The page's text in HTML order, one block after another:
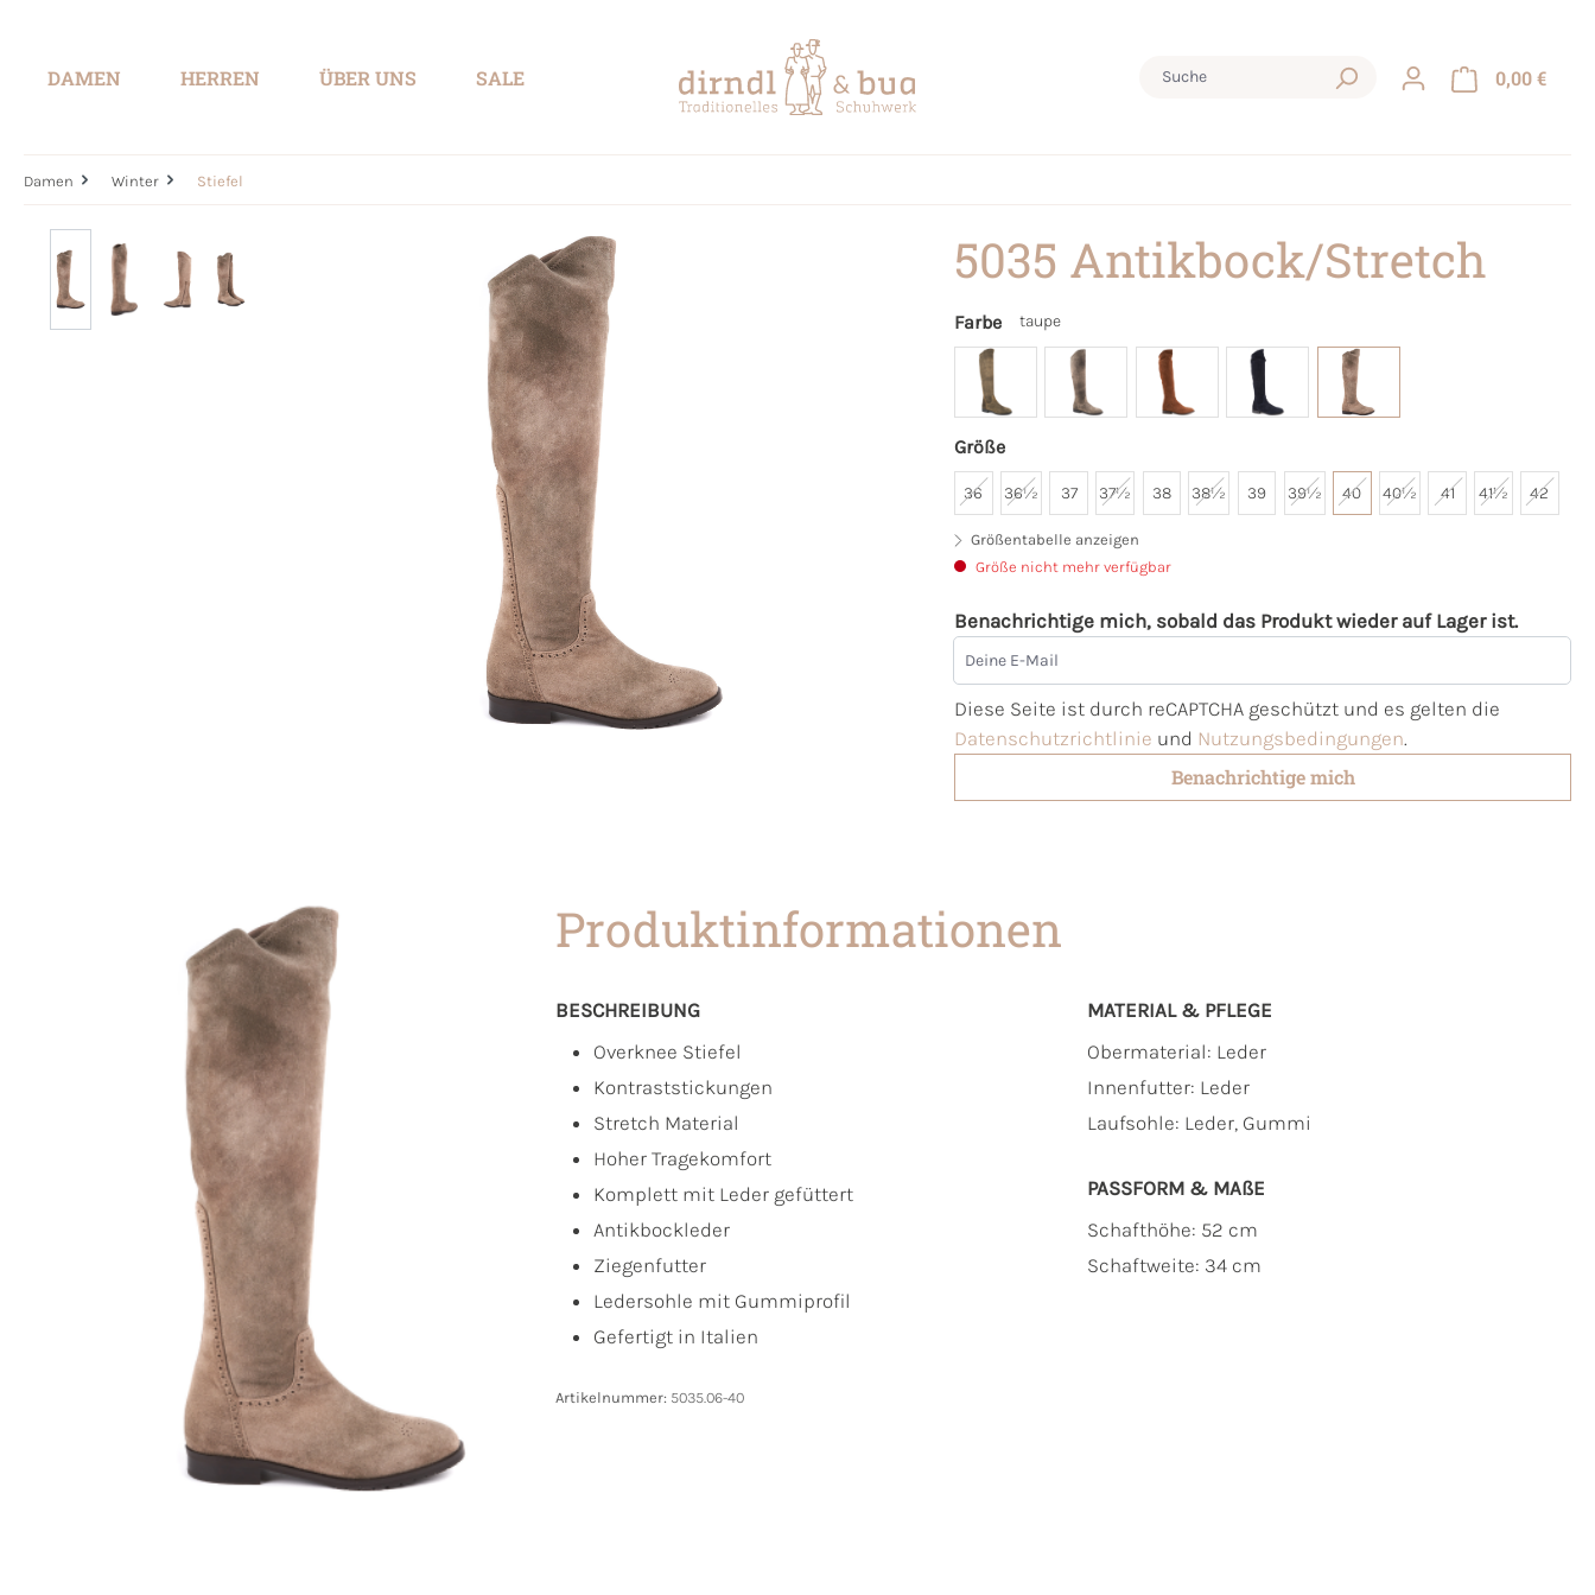
DAMEN HERREN ÜBER UNS SALE 0,00 €
Damen Winter Stiefel
Bildergalerie überspringen 5035 Antikbock/Stretch
Farbe taupe
Größe
36 36½ 37 37½ 38 38½ 39 39½ 40 40½ 41 41½ 42
Größentabelle anzeigen
Größe nicht mehr verfügbar
Benachrichtige mich, sobald das Produkt wieder auf Lager ist.
Deine E-Mail
Diese Seite ist durch reCAPTCHA geschützt und es gelten die
Datenschutzrichtlinie und Nutzungsbedingungen.
Benachrichtige mich
Produktinformationen
BESCHREIBUNG
Overknee Stiefel
Kontraststickungen
Stretch Material
Hoher Tragekomfort
Komplett mit Leder gefüttert
Antikbockleder
Ziegenfutter
Ledersohle mit Gummiprofil
Gefertigt in Italien
MATERIAL & PFLEGE
Obermaterial: Leder
Innenfutter: Leder
Laufsohle: Leder, Gummi
PASSFORM & MAẞE
Schafthöhe: 52 cm
Schaftweite: 34 cm
Artikelnummer: 5035.06-40